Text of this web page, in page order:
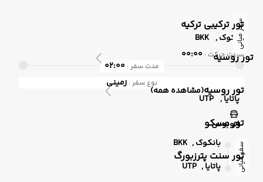
تور ترکیبی ترکیه
تور روسیه
تور روسیه(مشاهده همه)
تور مسکو
تور سنت پترزبورگ
سفر میانی
بانکوک , BKK
ساعت حرکت : 00:00
مدت سفر :02:00
نوع سفر :زمینی
پاتایا , UTP
اتوبوس
سفر میانی بانکوک , BKK
پاتایا , UTP